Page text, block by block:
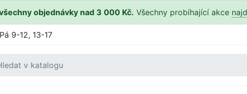
objednávky nad 3 000 Kč. Všechny probíhající akce
9-12, 13-17